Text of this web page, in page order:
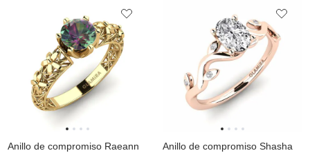
Anillo de compromiso Raeann Anillo de compromiso Shasha